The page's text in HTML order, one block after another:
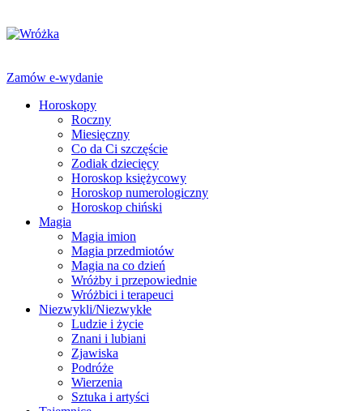
Zamów e-wydanie
Horoskopy
Roczny
Miesięczny
Co da Ci szczęście
Zodiak dziecięcy
Horoskop księżycowy
Horoskop numerologiczny
Horoskop chiński
Magia
Magia imion
Magia przedmiotów
Magia na co dzień
Wróżby i przepowiednie
Wróżbici i terapeuci
Niezwykli/Niezwykłe
Ludzie i życie
Znani i lubiani
Zjawiska
Podróże
Wierzenia
Sztuka i artyści